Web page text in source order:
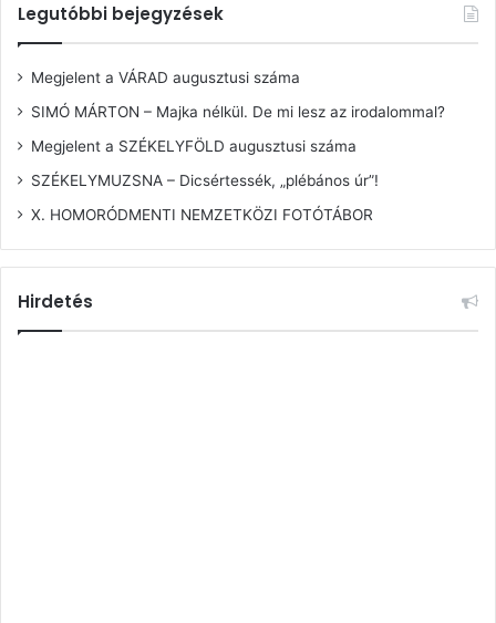
Legutóbbi bejegyzések
Megjelent a VÁRAD augusztusi száma
SIMÓ MÁRTON – Majka nélkül. De mi lesz az irodalommal?
Megjelent a SZÉKELYFÖLD augusztusi száma
SZÉKELYMUZSNA – Dicsértessék, „plébános úr”!
X. HOMORÓDMENTI NEMZETKÖZI FOTÓTÁBOR
Hirdetés